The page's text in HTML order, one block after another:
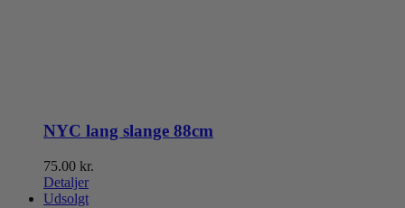
NYC lang slange 88cm
75.00 kr.
Detaljer
Udsolgt